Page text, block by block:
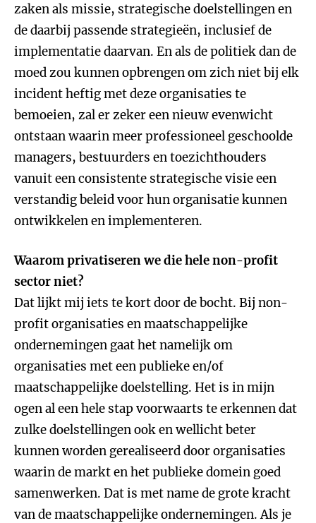
zaken als missie, strategische doelstellingen en
de daarbij passende strategieën, inclusief de
implementatie daarvan. En als de politiek dan de
moed zou kunnen opbrengen om zich niet bij elk
incident heftig met deze organisaties te
bemoeien, zal er zeker een nieuw evenwicht
ontstaan waarin meer professioneel geschoolde
managers, bestuurders en toezichthouders
vanuit een consistente strategische visie een
verstandig beleid voor hun organisatie kunnen
ontwikkelen en implementeren.
Waarom privatiseren we die hele non-profit
sector niet?
Dat lijkt mij iets te kort door de bocht. Bij non-
profit organisaties en maatschappelijke
ondernemingen gaat het namelijk om
organisaties met een publieke en/of
maatschappelijke doelstelling. Het is in mijn
ogen al een hele stap voorwaarts te erkennen dat
zulke doelstellingen ook en wellicht beter
kunnen worden gerealiseerd door organisaties
waarin de markt en het publieke domein goed
samenwerken. Dat is met name de grote kracht
van de maatschappelijke ondernemingen. Als je